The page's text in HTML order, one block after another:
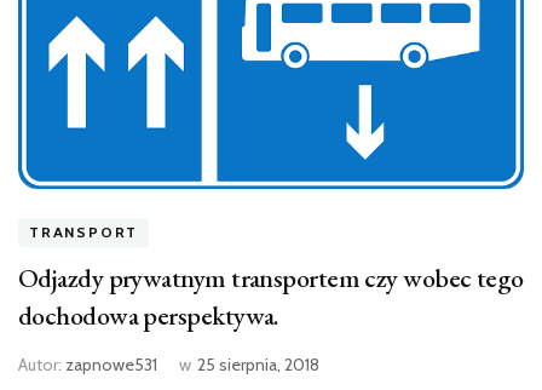
TRANSPORT
Odjazdy prywatnym transportem czy wobec tego
dochodowa perspektywa.
Autor: zapnowe531 w 25 sierpnia, 2018